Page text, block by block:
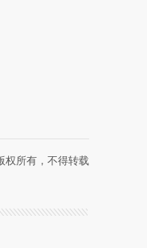
权所有，不得转载